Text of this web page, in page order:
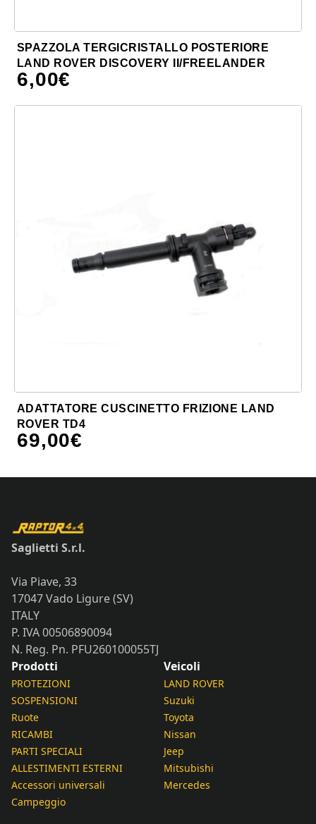
SPAZZOLA TERGICRISTALLO POSTERIORE
LAND ROVER DISCOVERY II/FREELANDER
6,00€
ADATTATORE CUSCINETTO FRIZIONE LAND
ROVER TD4
69,00€
Saglietti S.r.l.
Via Piave, 33
17047 Vado Ligure (SV)
ITALY
P. IVA 00506890094
N. Reg. Pn. PFU260100055TJ
Prodotti
PROTEZIONI
SOSPENSIONI
Ruote
RICAMBI
PARTI SPECIALI
ALLESTIMENTI ESTERNI
Accessori universali
Campeggio
Veicoli
LAND ROVER
Suzuki
Toyota
Nissan
Jeep
Mitsubishi
Mercedes